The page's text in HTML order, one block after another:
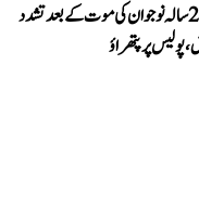
پٹنہ میں خوفناک سڑک حادثہ، 26 سالہ نوجوان کی موت کے بعد تشدد